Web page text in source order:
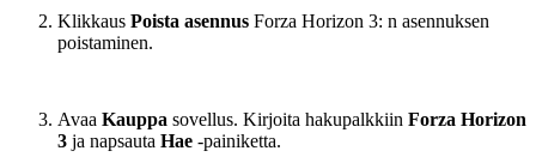
Klikkaus Poista asennus Forza Horizon 3: n asennuksen
poistaminen.
Avaa Kauppa sovellus. Kirjoita hakupalkkiin Forza Horizon
3 ja napsauta Hae -painiketta.